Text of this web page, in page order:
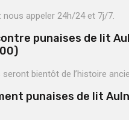
nous appeler 24h/24 et 7j/7.
punaises de lit
bientôt de l’histoire
punaises de lit